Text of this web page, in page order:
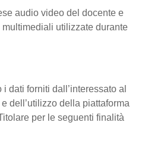
audio video del docente e
utilizzate durante
dati forniti dall’interessato al
dell’utilizzo della piattaforma
per le seguenti finalità